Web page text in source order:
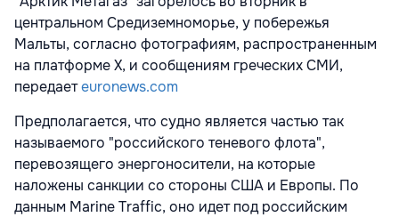
центральном Средиземноморье, у побережья
Мальты, согласно фотографиям, распространенным
на платформе X, и сообщениям греческих СМИ,
передаетeuronews.com
Предполагается, что судно является частью так
называемого "российского теневого флота",
перевозящего энергоносители, на которые
наложены санкции со стороны США и Европы. По
данным Marine Traffic, оно идет под российским